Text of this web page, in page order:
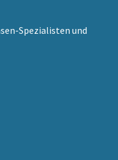
Spezialisten und